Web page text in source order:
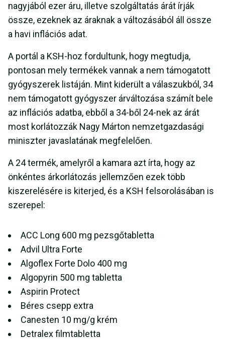
nagyjából ezer áru, illetve szolgáltatás árát írják
össze, ezeknek az áraknak a változásából áll össze
a havi inflációs adat.
A portál a KSH-hoz fordultunk, hogy megtudja,
pontosan mely termékek vannak a nem támogatott
gyógyszerek listáján. Mint kiderült a válaszukból, 34
nem támogatott gyógyszer árváltozása számít bele
az inflációs adatba, ebből a 34-ből 24-nek az árát
most korlátozzák Nagy Márton nemzetgazdasági
miniszter javaslatának megfelelően.
A 24 termék, amelyről a kamara azt írta, hogy az
önkéntes árkorlátozás jellemzően ezek több
kiszerelésére is kiterjed, és a KSH felsorolásában is
szerepel:
ACC Long 600 mg pezsgőtabletta
Advil Ultra Forte
Algoflex Forte Dolo 400 mg
Algopyrin 500 mg tabletta
Aspirin Protect
Béres csepp extra
Canesten 10 mg/g krém
Detralex filmtabletta